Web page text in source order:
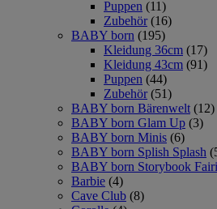
Puppen (11)
Zubehör (16)
BABY born (195)
Kleidung 36cm (17)
Kleidung 43cm (91)
Puppen (44)
Zubehör (51)
BABY born Bärenwelt (12)
BABY born Glam Up (3)
BABY born Minis (6)
BABY born Splish Splash
BABY born Storybook
Barbie (4)
Cave Club (8)